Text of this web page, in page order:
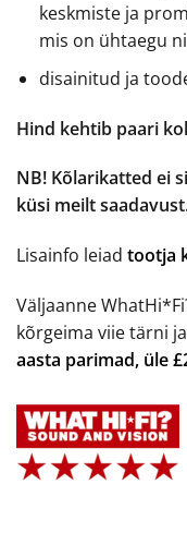
keskmiste ja
mis on ühtaegu
disainitud ja
Hind kehtib paari
NB! Kõlarikatted ei
küsi meilt
Lisainfo leiad tootja
Väljaanne
kõrgeima viie tärni
aasta parimad, üle